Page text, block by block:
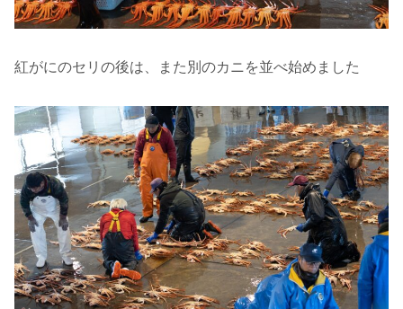
紅がにのセリの後は、また別のカニを並べ始めました